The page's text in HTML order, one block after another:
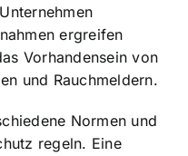
ergreifen
Vorhandensein von
und Rauchmeldern.
Normen und
regeln. Eine